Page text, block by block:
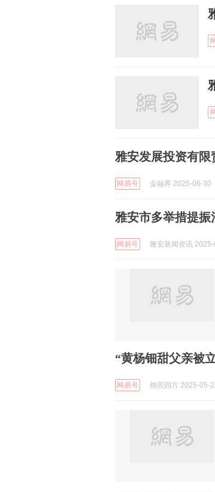
雅安发展投资有
网易号 金融界 2025-06-30
雅安市多举措提
网易号 雅安新闻资讯
“黄杨钿甜父亲被
网易号 烛照四方 2025-05-